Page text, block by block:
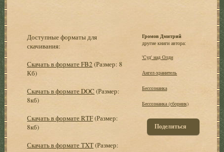
Доступные форматы для
скачивания:
Скачать в формате FB2 (Размер: 8
Кб)
Скачать в формате DOC (Размер:
8кб)
Скачать в формате RTF(Размер:
8кб)
Скачать в формате TXT(Размер:
Громов Дмитрий
другие книги автора:
'Суд' над Олди
Ангел-хранитель
Бессознанка
Бессознанка (сборник)
Поделиться